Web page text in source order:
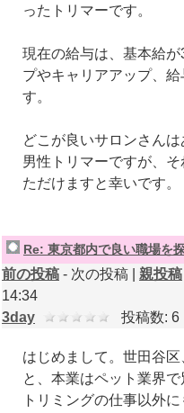
ったトリマーです。
現在の給与は、基本給
プやキャリアアップ、
す。
どこが良いサロンさん
男性トリマーですが、
ただけますと幸いです。
Re: 東京都内で良い職場を
前の投稿 - 次の投稿 | 親投稿
14:34
3day
投稿数: 6
はじめまして。世田谷
と、本業はペット業界
トリミングの仕事以外